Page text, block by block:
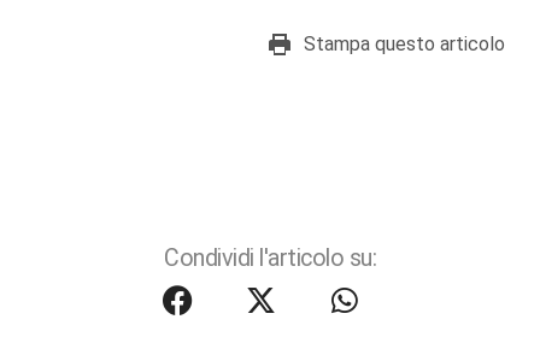
Stampa questo articolo
Condividi l'articolo su: